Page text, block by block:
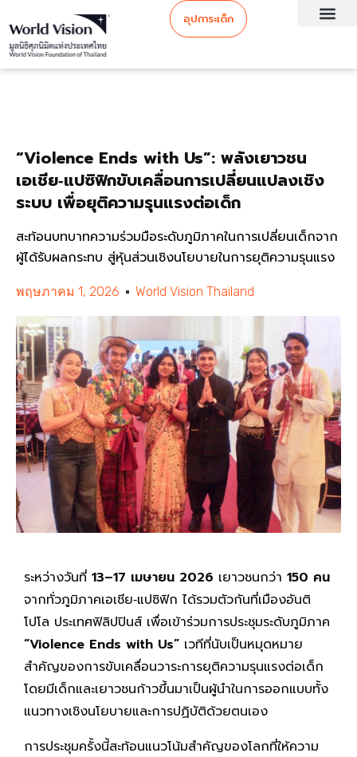
อุปการะเด็ก
“Violence Ends with Us”: พลังเยาวชน
เอเชีย‑แปซิฟิกขับเคลื่อนการเปลี่ยนแปลงเชิง
ระบบ เพื่อยุติความรุนแรงต่อเด็ก
สะท้อนบทบาทความร่วมมือระดับภูมิภาคในการเปลี่ยนเด็กจาก
ผู้ได้รับผลกระทบ สู่หุ้นส่วนเชิงนโยบายในการยุติความรุนแรง
พฤษภาคม 1, 2026 World Vision Thailand
ระหว่างวันที่ 13–17 เมษายน 2026 เยาวชนกว่า 150 คน
จากทั่วภูมิภาคเอเชีย‑แปซิฟิก ได้รวมตัวกันที่เมืองอันติ
โปโล ประเทศฟิลิปปินส์ เพื่อเข้าร่วมการประชุมระดับภูมิภาค
“Violence Ends with Us” เวทีที่นับเป็นหมุดหมาย
สำคัญของการขับเคลื่อนวาระการยุติความรุนแรงต่อเด็ก
โดยมีเด็กและเยาวชนก้าวขึ้นมาเป็นผู้นำในการออกแบบทั้ง
แนวทางเชิงนโยบายและการปฏิบัติด้วยตนเอง
การประชุมครั้งนี้สะท้อนแนวโน้มสำคัญของโลกที่ให้ความ